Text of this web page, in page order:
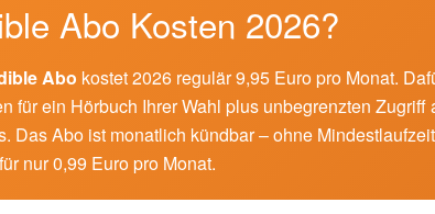
Abo Kosten 2026?
Abo kostet 2026 regulär 9,95 Euro pro Monat.
für ein Hörbuch Ihrer Wahl plus unbegrenzten Zugriff
Das Abo ist monatlich kündbar – ohne
nur 0,99 Euro pro Monat.